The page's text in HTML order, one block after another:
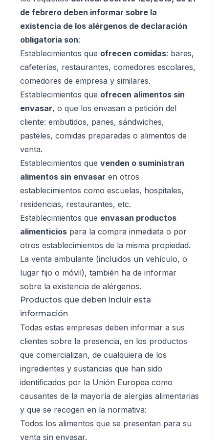
de febrero deben informar sobre la
existencia de los alérgenos de declaración
obligatoria son:
Establecimientos que ofrecen comidas: bares,
cafeterías, restaurantes, comedores escolares,
comedores de empresa y similares.
Establecimientos que ofrecen alimentos sin
envasar, o que los envasan a petición del
cliente: embutidos, panes, sándwiches,
pasteles, comidas preparadas o alimentos de
venta.
Establecimientos que venden o suministran
alimentos sin envasar en otros
establecimientos como escuelas, hospitales,
residencias, restaurantes, etc.
Establecimientos que envasan productos
alimenticios para la compra inmediata o por
otros establecimientos de la misma propiedad.
La venta ambulante (incluidos un vehículo, o
lugar fijo o móvil), también ha de informar
sobre la existencia de alérgenos.
Productos que deben incluir esta
información
Todas estas empresas deben informar a sus
clientes sobre la presencia, en los productos
que comercializan, de cualquiera de los
ingredientes y sustancias que han sido
identificados por la Unión Europea como
causantes de la mayoría de alergias alimentarias
y que se recogen en la normativa:
Todos los alimentos que se presentan para su
venta sin envasar.